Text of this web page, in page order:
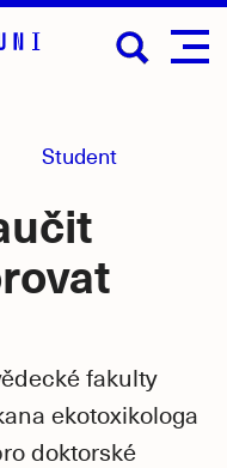
Student
fakulty
ekotoxikologa
doktorské